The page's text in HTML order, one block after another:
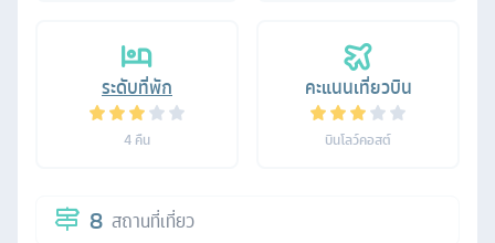
ระดับที่พัก
4 คืน
คะแนนเที่ยวบิน
บินโลว์คอสต์
8 สถานที่เที่ยว